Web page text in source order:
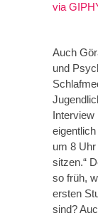
via
Auch
und
Interview
um 8
sitzen.“
so früh,
ersten
sind?